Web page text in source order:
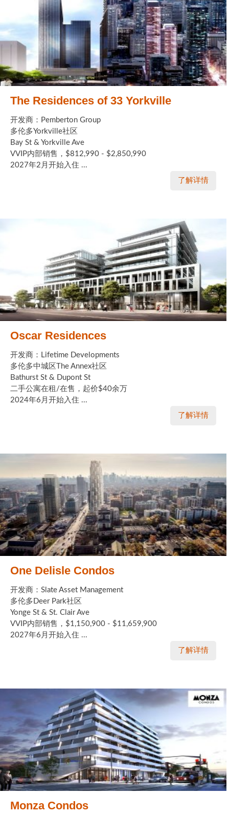
The Residences of 33 Yorkville
开发商：Pemberton Group
多伦多Yorkville社区
Bay St & Yorkville Ave
VVIP内部销售，$812,990 - $2,850,990
2027年2月开始入住 ...
了解详情
Oscar Residences
开发商：Lifetime Developments
多伦多中城区The Annex社区
Bathurst St & Dupont St
二手公寓在租/在售，起价$40余万
2024年6月开始入住 ...
了解详情
One Delisle Condos
开发商：Slate Asset Management
多伦多Deer Park社区
Yonge St & St. Clair Ave
VVIP内部销售，$1,150,900 - $11,659,900
2027年6月开始入住 ...
了解详情
Monza Condos